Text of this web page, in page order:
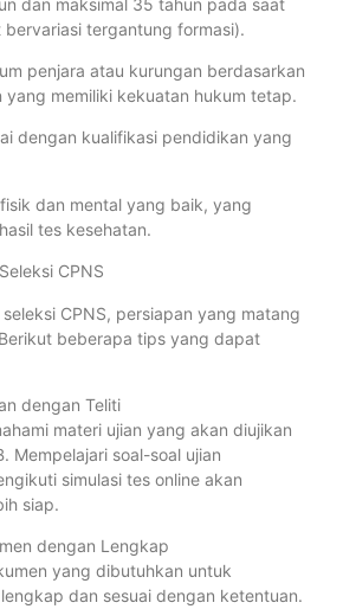
tergantung formasi).
penjara atau kurungan berdasarkan
yang memiliki kekuatan hukum tetap.
dengan kualifikasi pendidikan yang
dan mental yang baik, yang
tes kesehatan.
CPNS
CPNS, persiapan yang matang
beberapa tips yang dapat
dengan Teliti
materi ujian yang akan diujikan
Mempelajari soal-soal ujian
simulasi tes online akan
siap.
dengan Lengkap
yang dibutuhkan untuk
dan sesuai dengan ketentuan.